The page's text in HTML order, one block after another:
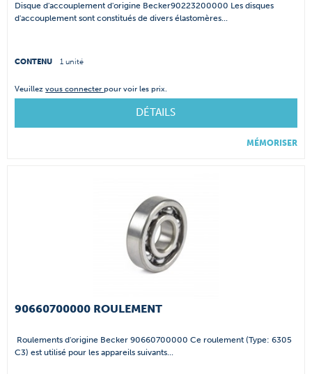
Disque d'accouplement d'origine Becker90223200000 Les disques
d'accouplement sont constitués de divers élastomères...
CONTENU 1 unité
Veuillezvous connecterpour voir les prix.
DÉTAILS
MÉMORISER
90660700000 ROULEMENT
Roulements d'origine Becker 90660700000 Ce roulement (Type: 6305
C3) est utilisé pour les appareils suivants...